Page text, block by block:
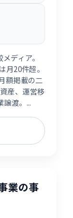
ディア。
月20件超。
額掲載の二
産、運営移
譲渡。...
業の事